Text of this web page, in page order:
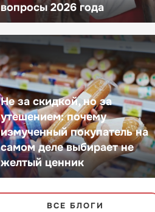
вопросы 2026 года
Не за скидкой, но за
утешением: почему
измученный покупатель на
самом деле выбирает не
желтый ценник
ВСЕ БЛОГИ